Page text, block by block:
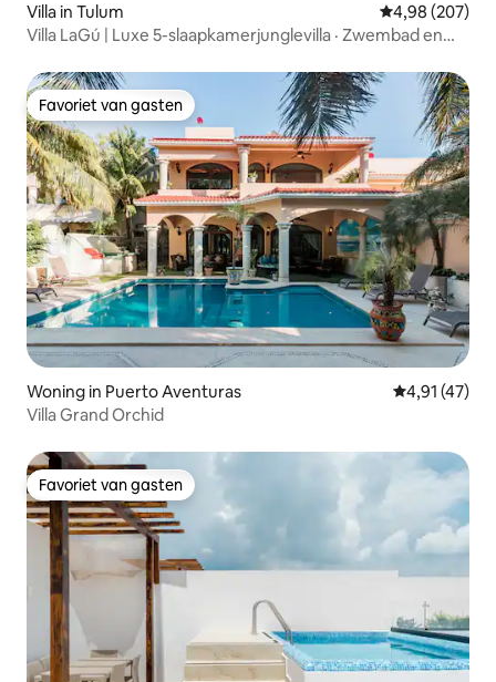
Villa in Tulum Gemiddelde
4,98 (207)
Villa LaGú | Luxe 5-slaapkamerjunglevilla · Zwembad en
Favoriet van gasten
Favoriet van gasten
Woning in Puerto Aventuras Gemiddelde
4,91 (47)
Villa Grand Orchid
Favoriet van gasten
Favoriet van gasten